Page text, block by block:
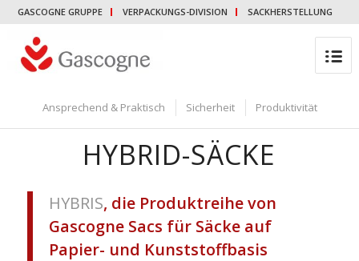
GASCOGNE GRUPPE VERPACKUNGS-DIVISION SACKHERSTELLUNG
Ansprechend & Praktisch Sicherheit Produktivität
HYBRID-SÄCKE
HYBRIS, die Produktreihe von
Gascogne Sacs für Säcke auf
Papier- und Kunststoffbasis